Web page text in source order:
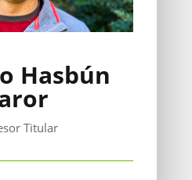
Hasbún
Titular